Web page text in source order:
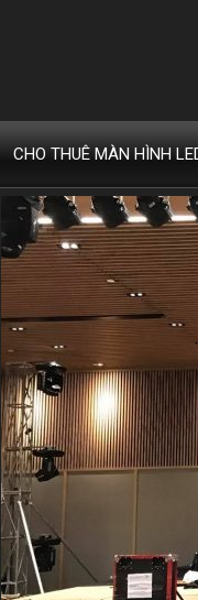
CHO THUÊ MÀN HÌNH
BÁN